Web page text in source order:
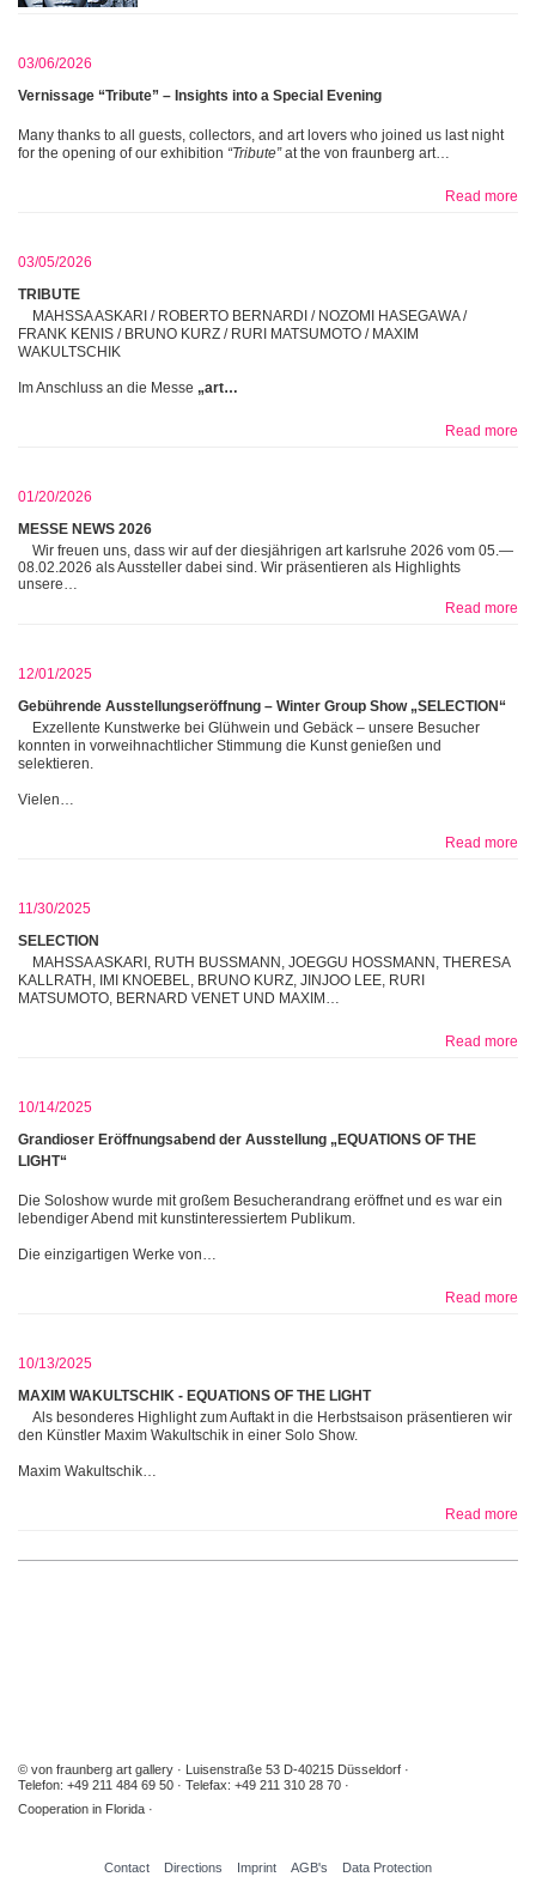
03/06/2026
Vernissage “Tribute” – Insights into a Special Evening
Many thanks to all guests, collectors, and art lovers who joined us last night
for the opening of our exhibition “Tribute”at the von fraunberg art…
Read more
03/05/2026
TRIBUTE
MAHSSA ASKARI / ROBERTO BERNARDI / NOZOMI HASEGAWA /
FRANK KENIS / BRUNO KURZ / RURI MATSUMOTO / MAXIM
WAKULTSCHIK
Im Anschluss an die Messe „art…
Read more
01/20/2026
MESSE NEWS 2026
Wir freuen uns, dass wir auf der diesjährigen art karlsruhe 2026 vom 05.—
08.02.2026 als Aussteller dabei sind. Wir präsentieren als Highlights
unsere…
Read more
12/01/2025
Gebührende Ausstellungseröffnung – Winter Group Show „SELECTION“
Exzellente Kunstwerke bei Glühwein und Gebäck – unsere Besucher
konnten in vorweihnachtlicher Stimmung die Kunst genießen und
selektieren.
Vielen…
Read more
11/30/2025
SELECTION
MAHSSA ASKARI, RUTH BUSSMANN, JOEGGU HOSSMANN, THERESA
KALLRATH, IMI KNOEBEL, BRUNO KURZ, JINJOO LEE, RURI
MATSUMOTO, BERNARD VENET UND MAXIM…
Read more
10/14/2025
Grandioser Eröffnungsabend der Ausstellung „EQUATIONS OF THE
LIGHT“
Die Soloshow wurde mit großem Besucherandrang eröffnet und es war ein
lebendiger Abend mit kunstinteressiertem Publikum.
Die einzigartigen Werke von…
Read more
10/13/2025
MAXIM WAKULTSCHIK - EQUATIONS OF THE LIGHT
Als besonderes Highlight zum Auftakt in die Herbstsaison präsentieren wir
den Künstler Maxim Wakultschik in einer Solo Show.
Maxim Wakultschik…
Read more
© von fraunberg art gallery
Luisenstraße 53 D-40215 Düsseldorf
Telefon: +49 211 484 69 50
Telefax: +49 211 310 28 70
Cooperation in Florida
Contact Directions Imprint AGB's Data Protection